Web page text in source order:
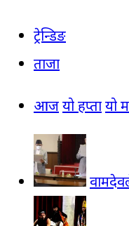
ट्रेन्डिङ
ताजा
आजयो हप्तायो